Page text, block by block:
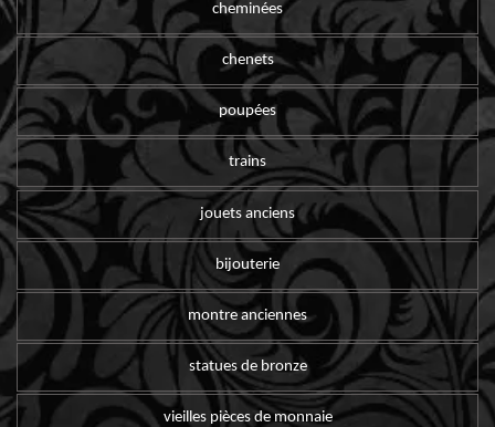
cheminées
chenets
poupées
trains
jouets anciens
bijouterie
montre anciennes
statues de bronze
vieilles pièces de monnaie